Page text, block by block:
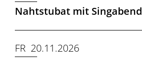
Nahtstubat mit Singabend
FR 20.11.2026